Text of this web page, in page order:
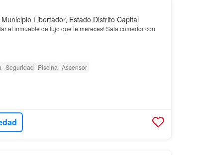
Libertador, Estado Distrito Capital
el inmueble de lujo que te mereces! Sala comedor con
Seguridad Piscina Ascensor